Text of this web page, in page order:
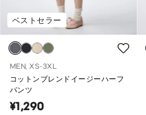
ベストセラー
MEN, XS-3XL
コットンブレンドイージーハーフ
パンツ
¥1,290